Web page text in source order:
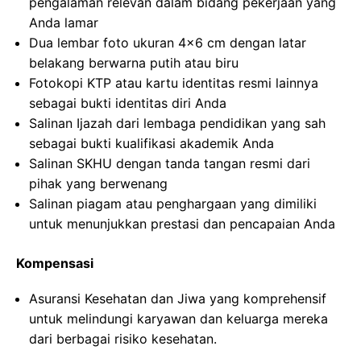
Anda lamar
Dua lembar foto ukuran 4×6 cm dengan latar
belakang berwarna putih atau biru
Fotokopi KTP atau kartu identitas resmi lainnya
sebagai bukti identitas diri Anda
Salinan Ijazah dari lembaga pendidikan yang sah
sebagai bukti kualifikasi akademik Anda
Salinan SKHU dengan tanda tangan resmi dari
pihak yang berwenang
Salinan piagam atau penghargaan yang dimiliki
untuk menunjukkan prestasi dan pencapaian Anda
Kompensasi
Asuransi Kesehatan dan Jiwa yang komprehensif
untuk melindungi karyawan dan keluarga mereka
dari berbagai risiko kesehatan.